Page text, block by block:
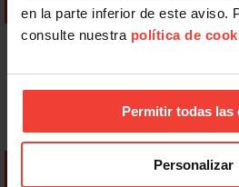
en la parte inferior de este aviso.
consulte nuestra política de
Permitir todas las
Personalizar